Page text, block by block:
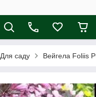
Для саду Вейгела Foliis